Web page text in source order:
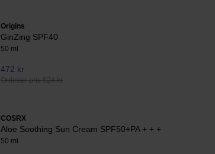
Origins
GinZing SPF40
50 ml
472 kr
Ordinær pris 524 kr
COSRX
Aloe Soothing Sun Cream SPF50+PA + + +
50 ml